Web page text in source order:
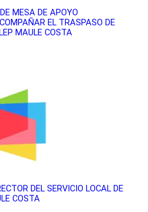
MESA DE APOYO
EL TRASPASO DE
MAULE COSTA
DEL SERVICIO LOCAL DE
COSTA